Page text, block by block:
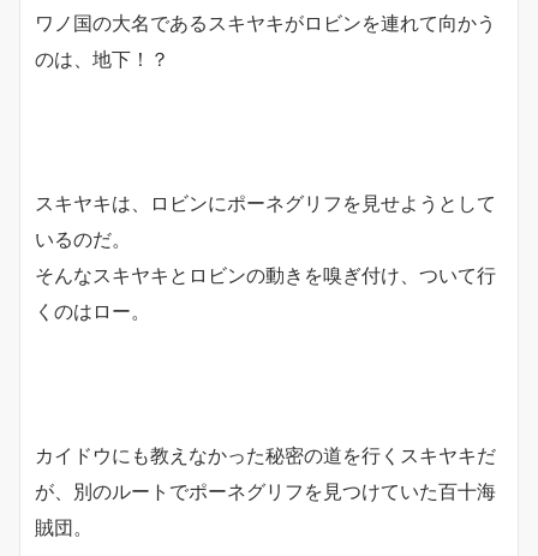
ワノ国の大名であるスキヤキがロビンを連れて向かう
のは、地下！？
スキヤキは、ロビンにポーネグリフを見せようとして
いるのだ。
そんなスキヤキとロビンの動きを嗅ぎ付け、ついて行
くのはロー。
カイドウにも教えなかった秘密の道を行くスキヤキだ
が、別のルートでポーネグリフを見つけていた百十海
賊団。